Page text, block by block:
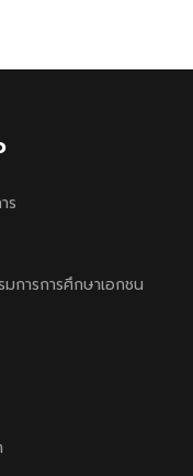
ร
การการศึกษาเอกชน